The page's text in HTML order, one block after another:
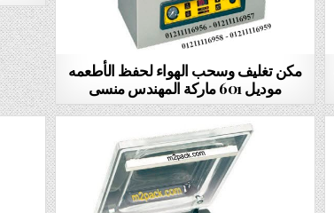
مكن تغليف وسحب الهواء لحفظ الأطعمه
موديل 601 ماركة المهندس منسى